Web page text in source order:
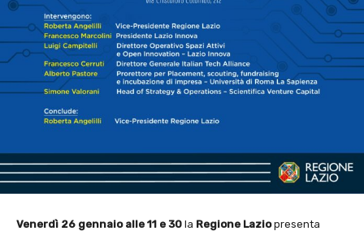
Venerdì 26 gennaio alle 11 e 30 la Regione Laziopresenta